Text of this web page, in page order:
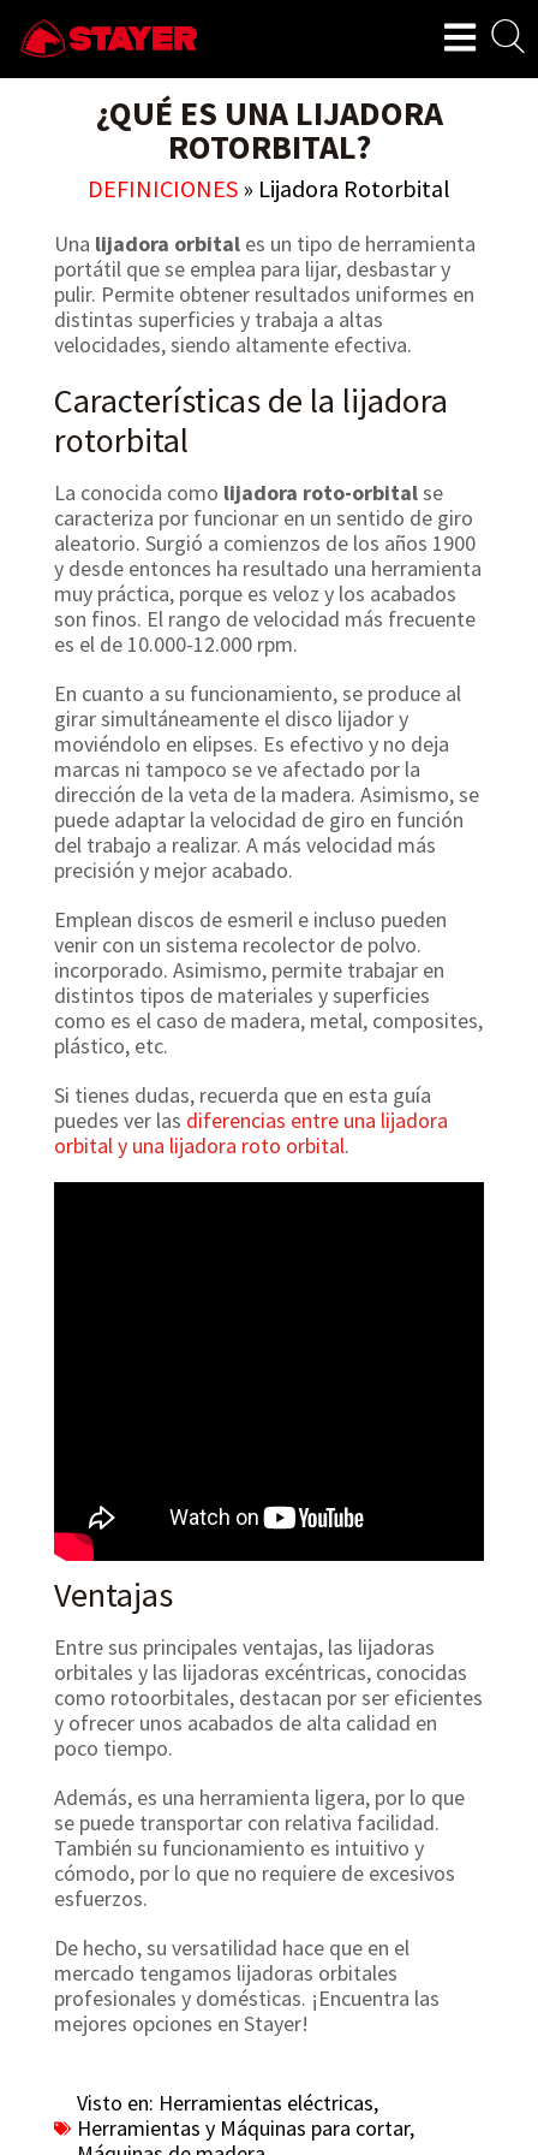
¿QUÉ ES UNA LIJADORA
ROTORBITAL?
DEFINICIONES » Lijadora Rotorbital
Una lijadora orbital es un tipo de herramienta
portátil que se emplea para lijar, desbastar y
pulir. Permite obtener resultados uniformes en
distintas superficies y trabaja a altas
velocidades, siendo altamente efectiva.
Características de la lijadora
rotorbital
La conocida como lijadora roto-orbitalse
caracteriza por funcionar en un sentido de giro
aleatorio. Surgió a comienzos de los años 1900
y desde entonces ha resultado una herramienta
muy práctica, porque es veloz y los acabados
son finos. El rango de velocidad más frecuente
es el de 10.000-12.000 rpm.
En cuanto a su funcionamiento, se produce al
girar simultáneamente el disco lijador y
moviéndolo en elipses. Es efectivo y no deja
marcas ni tampoco se ve afectado por la
dirección de la veta de la madera. Asimismo, se
puede adaptar la velocidad de giro en función
del trabajo a realizar. A más velocidad más
precisión y mejor acabado.
Emplean discos de esmeril e incluso pueden
venir con un sistema recolector de polvo.
incorporado. Asimismo, permite trabajar en
distintos tipos de materiales y superficies
como es el caso de madera, metal, composites,
plástico, etc.
Si tienes dudas, recuerda que en esta guía
puedes ver las diferencias entre una lijadora
orbital y una lijadora roto orbital.
Ventajas
Entre sus principales ventajas, las lijadoras
orbitales y las lijadoras excéntricas, conocidas
como rotoorbitales, destacan por ser eficientes
y ofrecer unos acabados de alta calidad en
poco tiempo.
Además, es una herramienta ligera, por lo que
se puede transportar con relativa facilidad.
También su funcionamiento es intuitivo y
cómodo, por lo que no requiere de excesivos
esfuerzos.
De hecho, su versatilidad hace que en el
mercado tengamos lijadoras orbitales
profesionales y domésticas. ¡Encuentra las
mejores opciones en Stayer!
Visto en: Herramientas eléctricas,
Herramientas y Máquinas para cortar,